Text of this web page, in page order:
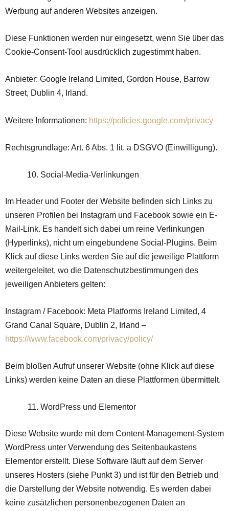
Werbung auf anderen Websites anzeigen.
Diese Funktionen werden nur eingesetzt, wenn Sie über das
Cookie-Consent-Tool ausdrücklich zugestimmt haben.
Anbieter: Google Ireland Limited, Gordon House, Barrow
Street, Dublin 4, Irland.
Weitere Informationen: https://policies.google.com/privacy
Rechtsgrundlage: Art. 6 Abs. 1 lit. a DSGVO (Einwilligung).
Social-Media-Verlinkungen
Im Header und Footer der Website befinden sich Links zu
unseren Profilen bei Instagram und Facebook sowie ein E-
Mail-Link. Es handelt sich dabei um reine Verlinkungen
(Hyperlinks), nicht um eingebundene Social-Plugins. Beim
Klick auf diese Links werden Sie auf die jeweilige Plattform
weitergeleitet, wo die Datenschutzbestimmungen des
jeweiligen Anbieters gelten:
Instagram / Facebook: Meta Platforms Ireland Limited, 4
Grand Canal Square, Dublin 2, Irland –
https://www.facebook.com/privacy/policy/
Beim bloßen Aufruf unserer Website (ohne Klick auf diese
Links) werden keine Daten an diese Plattformen übermittelt.
WordPress und Elementor
Diese Website wurde mit dem Content-Management-System
WordPress unter Verwendung des Seitenbaukastens
Elementor erstellt. Diese Software läuft auf dem Server
unseres Hosters (siehe Punkt 3) und ist für den Betrieb und
die Darstellung der Website notwendig. Es werden dabei
keine zusätzlichen personenbezogenen Daten an